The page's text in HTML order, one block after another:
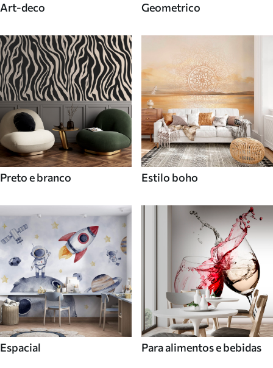
Art-deco Geometrico
Preto e branco Estilo boho
Espacial Para alimentos e bebidas